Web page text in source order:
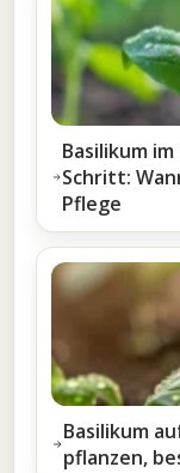
Basilikum
Schritt:
Pflege
Basilikum
pflanzen,